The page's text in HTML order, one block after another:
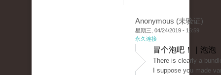
Anonymous (未验证)
星期三, 04/24/2019 - 16:59
永久连接
冒个泡吧！ | 泡泡
There is clearly a
I suppose you made